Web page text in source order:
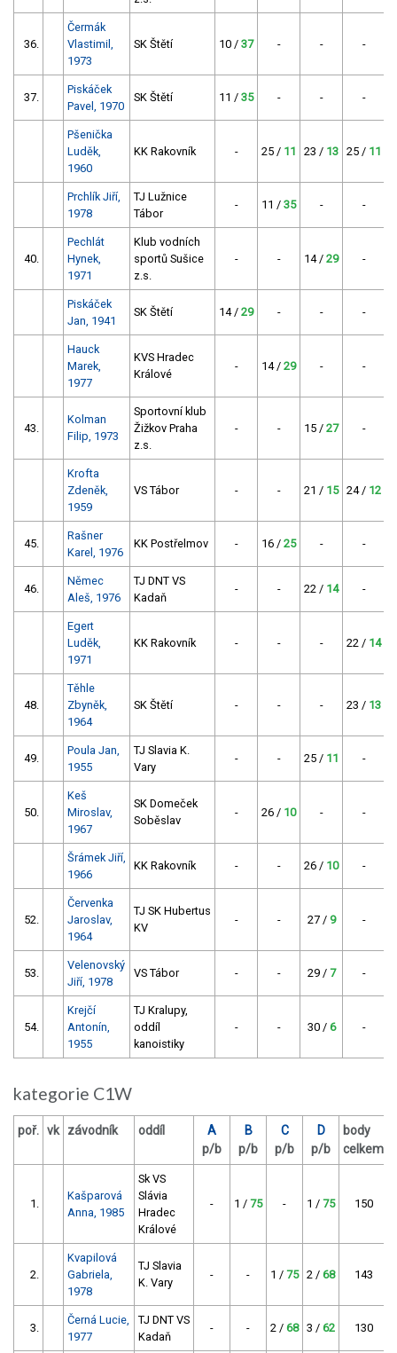
36.
Čermák
Vlastimil,
1973
SK Štětí 10 / 37 - - -
37.
Piskáček
Pavel, 1970
SK Štětí 11 / 35 - - -
Pšenička
Luděk,
1960
KK Rakovník - 25 / 11 23 / 13 25 / 11
Prchlík Jiří,
1978
TJ Lužnice
Tábor
- 11 / 35 - -
40.
Pechlát
Hynek,
1971
Klub vodních
sportů Sušice
z.s.
- - 14 / 29 -
Piskáček
Jan, 1941
SK Štětí 14 / 29 - - -
Hauck
Marek,
1977
KVS Hradec
Králové
- 14 / 29 - -
43.
Kolman
Filip, 1973
Sportovní klub
Žižkov Praha
z.s.
- - 15 / 27 -
Krofta
Zdeněk,
1959
VS Tábor - - 21 / 15 24 / 12
45.
Rašner
Karel, 1976
KK Postřelmov - 16 / 25 - -
46.
Němec
Aleš, 1976
TJ DNT VS
Kadaň
- - 22 / 14 -
Egert
Luděk,
1971
KK Rakovník - - - 22 / 14
48.
Těhle
Zbyněk,
1964
SK Štětí - - - 23 / 13
49.
Poula Jan,
1955
TJ Slavia K.
Vary
- - 25 / 11 -
50.
Keš
Miroslav,
1967
SK Domeček
Soběslav
- 26 / 10 - -
Šrámek Jiří,
1966
KK Rakovník - - 26 / 10 -
52.
Červenka
Jaroslav,
1964
TJ SK Hubertus
KV
- - 27 / 9 -
53.
Velenovský
Jiří, 1978
VS Tábor - - 29 / 7 -
54.
Krejčí
Antonín,
1955
TJ Kralupy,
oddíl
kanoistiky
- - 30 / 6 -
kategorie C1W
poř. vk závodník oddíl
A
p/b
B
p/b
C
p/b
D
p/b
body
celkem
1.
Kašparová
Anna, 1985
Sk VS
Slávia
Hradec
Králové
- 1 / 75 - 1 / 75 150
2.
Kvapilová
Gabriela,
1978
TJ Slavia
K. Vary
- - 1 / 75 2 / 68 143
3.
Černá Lucie,
1977
TJ DNT VS
Kadaň
- - 2 / 68 3 / 62 130